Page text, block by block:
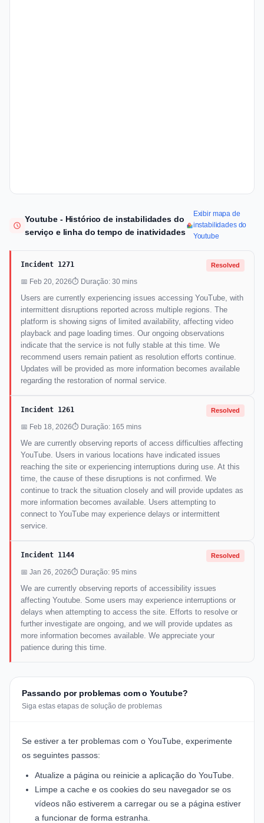
Youtube - Histórico de instabilidades do
serviço e linha do tempo de inatividades
Exibir mapa de
instabilidades do
Youtube
Incident 1271 Resolved
📅 Feb 20, 2026⏱ Duração: 30 mins
Users are currently experiencing issues accessing YouTube, with
intermittent disruptions reported across multiple regions. The
platform is showing signs of limited availability, affecting video
playback and page loading times. Our ongoing observations
indicate that the service is not fully stable at this time. We
recommend users remain patient as resolution efforts continue.
Updates will be provided as more information becomes available
regarding the restoration of normal service.
Incident 1261 Resolved
📅 Feb 18, 2026⏱ Duração: 165 mins
We are currently observing reports of access difficulties affecting
YouTube. Users in various locations have indicated issues
reaching the site or experiencing interruptions during use. At this
time, the cause of these disruptions is not confirmed. We
continue to track the situation closely and will provide updates as
more information becomes available. Users attempting to
connect to YouTube may experience delays or intermittent
service.
Incident 1144 Resolved
📅 Jan 26, 2026⏱ Duração: 95 mins
We are currently observing reports of accessibility issues
affecting Youtube. Some users may experience interruptions or
delays when attempting to access the site. Efforts to resolve or
further investigate are ongoing, and we will provide updates as
more information becomes available. We appreciate your
patience during this time.
Passando por problemas com o Youtube?
Siga estas etapas de solução de problemas
Se estiver a ter problemas com o YouTube, experimente
os seguintes passos:
Atualize a página ou reinicie a aplicação do YouTube.
Limpe a cache e os cookies do seu navegador se os
vídeos não estiverem a carregar ou se a página estiver
a funcionar de forma estranha.